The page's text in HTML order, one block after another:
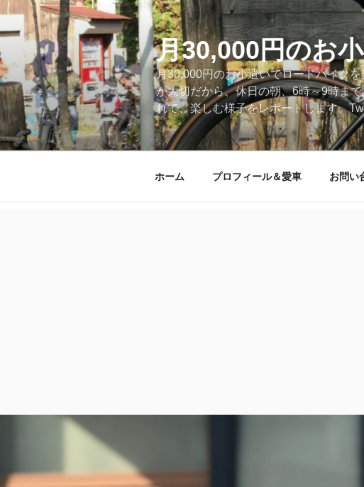
コ
テ
ン
ツ
へ
ス
キ
ッ
月30,000円のお
月30,000円のお小遣いでロードバイク
が大切だから、休日の朝、6時～9時ま
れて、楽しむ様子をレポートします。
ホーム プロフィール＆愛車 お問い